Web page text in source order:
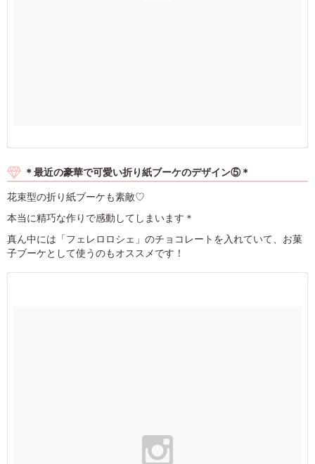
＊最近の豪華で可愛い折り紙ブーケのデザイン⑤＊
花束型の折り紙ブーケも素敵♡
本当に精巧な作りで感動してしまいます＊
真ん中には「フェレロロシェ」のチョコレートを入れていて、お菓
子ブーケとして使うのもオススメです！